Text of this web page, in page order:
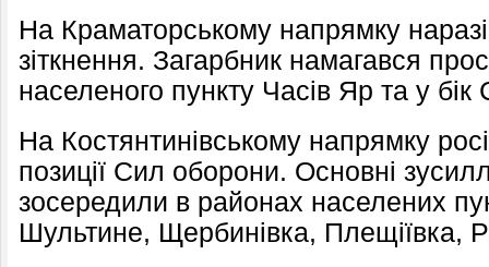
На Краматорському напрямку
зіткнення. Загарбник намагався
населеного пункту Часів Яр та у бік
На Костянтинівському напрямку
позиції Сил оборони. Основні
зосередили в районах населених
Шультине, Щербинівка, Плещіївка,